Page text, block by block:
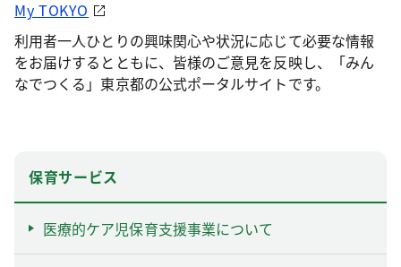
My TOKYO
利用者一人ひとりの興味関心や状況に応じて必要な情報
をお届けするとともに、皆様のご意見を反映し、「みん
なでつくる」東京都の公式ポータルサイトです。
保育サービス
医療的ケア児保育支援事業について